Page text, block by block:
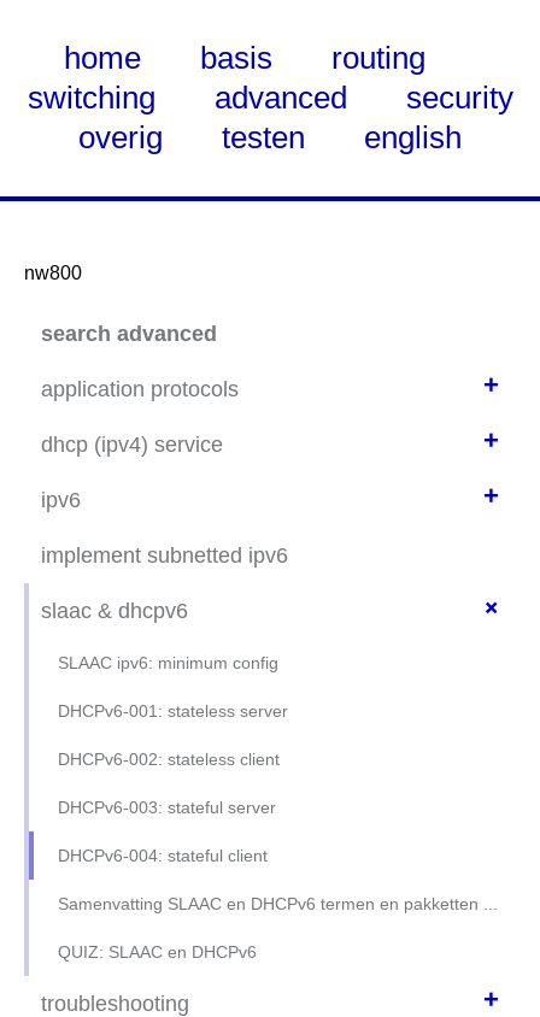
home basis
routing
switching
advanced
security
overig
testen english
nw800
Content
search advanced
+
application protocols
inleiding
DNS werking
+
dhcp (ipv4) service
dhcpv4 op cisco router
dhcpv4 op cisco switch
+
ipv6
ipv6 inleiding
ipv6 instellen
implement subnetted ipv6
+
slaac & dhcpv6
SLAAC ipv6: minimum config
DHCPv6-001: stateless server
DHCPv6-002: stateless client
DHCPv6-003: stateful server
DHCPv6-004: stateful client
Samenvatting SLAAC en DHCPv6 termen en pakketten ...
QUIZ: SLAAC en DHCPv6
+
troubleshooting